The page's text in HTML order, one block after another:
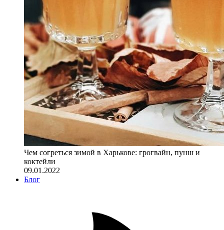
Чем согреться зимой в Харькове: грогвайн, пунш и
коктейли
09.01.2022
Блог